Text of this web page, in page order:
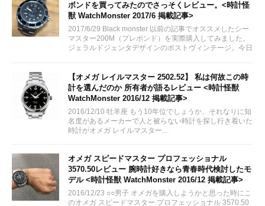
ボンドを買ってみたのでさっそくレビュー。<時計怪
獣 WatchMonster 2017/6 掲載記事>
2017/6/29 Black monster 以前の記事でオススメしたシー
マスター200M（プレボンド）を実際購入してみました。
ジェラルドジェンタデザインのポストヴィンテージ。今日
【オメガ レイルマスター 2502.52】 私は何故この時
計を選んだのか 所有者が語るレビュー <時計怪獣
WatchMonster 2016/12 掲載記事>
2016/12/10 牡羊座 もう10年位でしょうか、それなりに知
名度があるメーカーで人と被らない時計を探し行き着いた
時計がオメガ レイルマスター...
オメガ スピードマスター プロフェッショナル
3570.50レビュー 腕時計好きなら青春時代検討したモ
デル <時計怪獣 WatchMonster 2016/12 掲載記事>
2016/12/23 ○○男子 オメガを購入しようかと思った時にこ
のオメガ スピードマスター プロフェッショナル 3570.50